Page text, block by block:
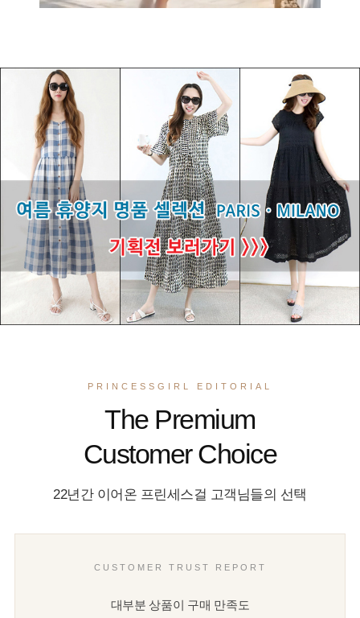
PRINCESSGIRL EDITORIAL
The Premium
Customer Choice
22년간 이어온 프린세스걸 고객님들의 선택
CUSTOMER TRUST REPORT
대부분 상품이 구매 만족도